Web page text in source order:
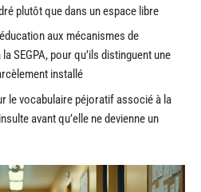
plutôt que dans un espace libre
aux mécanismes de
SEGPA, pour qu’ils distinguent une
installé
le vocabulaire péjoratif associé à la
avant qu’elle ne devienne un